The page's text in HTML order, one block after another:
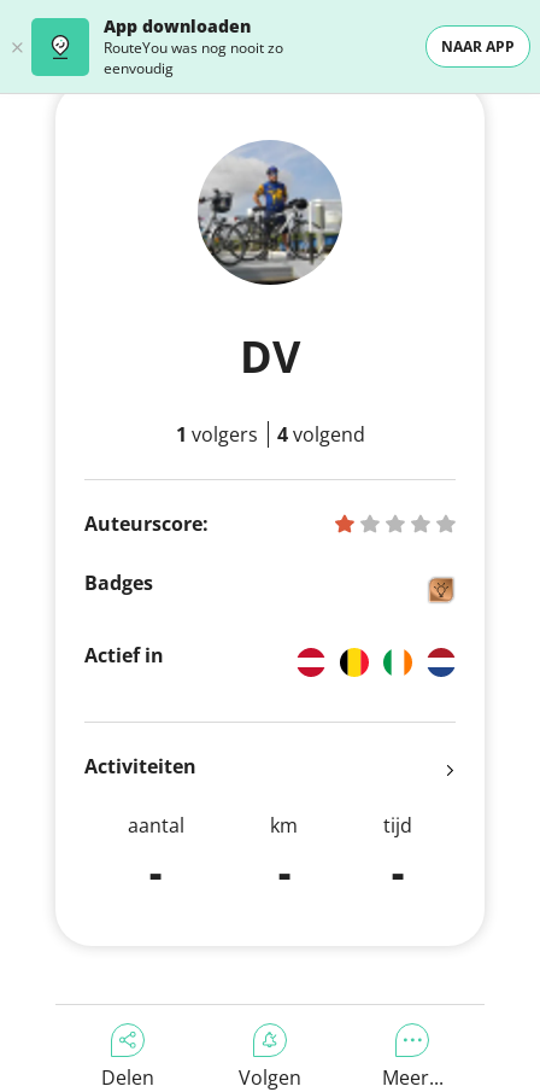
App downloaden
RouteYou was nog nooit zo
eenvoudig
NAAR APP
DV
1 volgers 4volgend
Auteurscore:
Badges
Actief in
Activiteiten
aantal
-
km
-
tijd
-
Delen Volgen Meer...